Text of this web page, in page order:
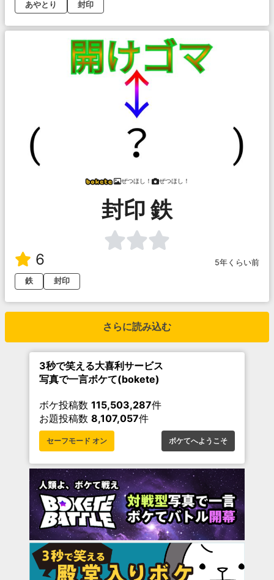
あやとり 封印
ぜつほし！ ぜつほし！
封印 鉄
6
5年くらい前
鉄
封印
さらに読み込む
3秒で笑える大喜利サービス
写真で一言ボケて(bokete)
ボケ投稿数 115,503,287件
お題投稿数 8,107,057件
セーフモード オン ボケてへようこそ